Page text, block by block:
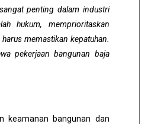
penting dalam industri
hukum, memprioritaskan
memastikan kepatuhan.
pekerjaan bangunan baja
keamanan bangunan dan